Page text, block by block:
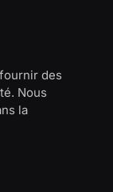
des
Nous
la